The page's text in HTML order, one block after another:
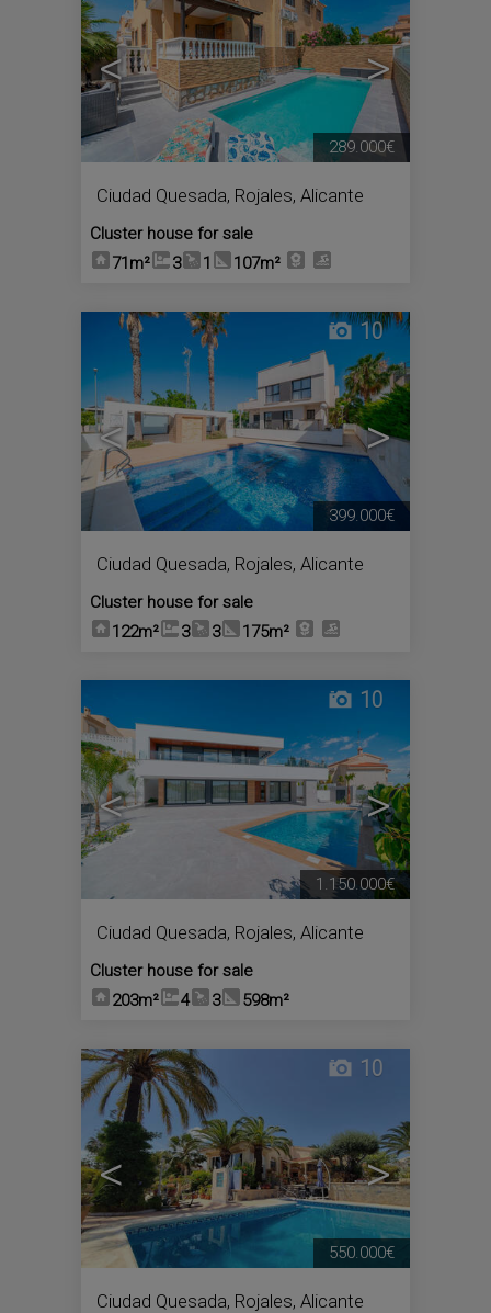
< >
Ciudad Quesada, Rojales, Alicante
Cluster house for sale
71m²
3 1 107m²
289.000€
< >
10
Ciudad Quesada, Rojales, Alicante
Cluster house for sale
122m²
3 3 175m²
399.000€
< >
10
Ciudad Quesada, Rojales, Alicante
Cluster house for sale
203m²
4 3 598m²
1.150.000€
< >
10
Ciudad Quesada, Rojales, Alicante
550.000€